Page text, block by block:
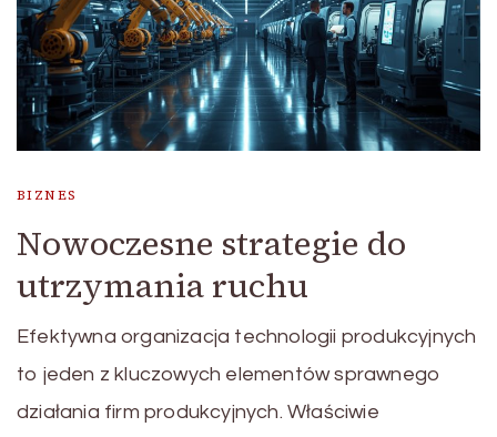
BIZNES
Nowoczesne strategie do
utrzymania ruchu
Efektywna organizacja technologii produkcyjnych
to jeden z kluczowych elementów sprawnego
działania firm produkcyjnych. Właściwie